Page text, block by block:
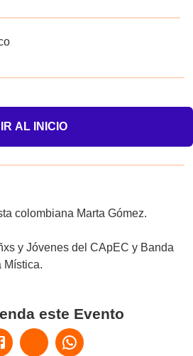
IR AL INICIO
colombiana Marta Gómez.
y Jóvenes del CApEC y Banda
Mística.
este Evento